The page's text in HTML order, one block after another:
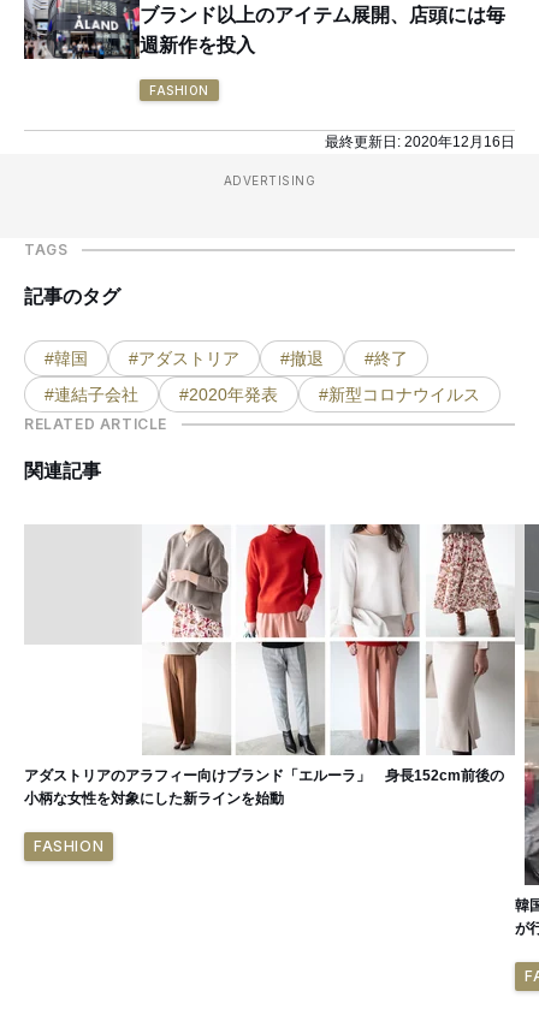
ブランド以上のアイテム展開、店頭には毎
週新作を投入
FASHION
最終更新日: 2020年12月16日
ADVERTISING
TAGS
記事のタグ
#韓国 #アダストリア #撤退
#終了
#連結子会社
#2020年発表 #新型コロナウイルス
RELATED ARTICLE
関連記事
アダストリアのアラフィー向けブランド「エルーラ」 身長152cm前後の
小柄な女性を対象にした新ラインを始動
FASHION
韓
が